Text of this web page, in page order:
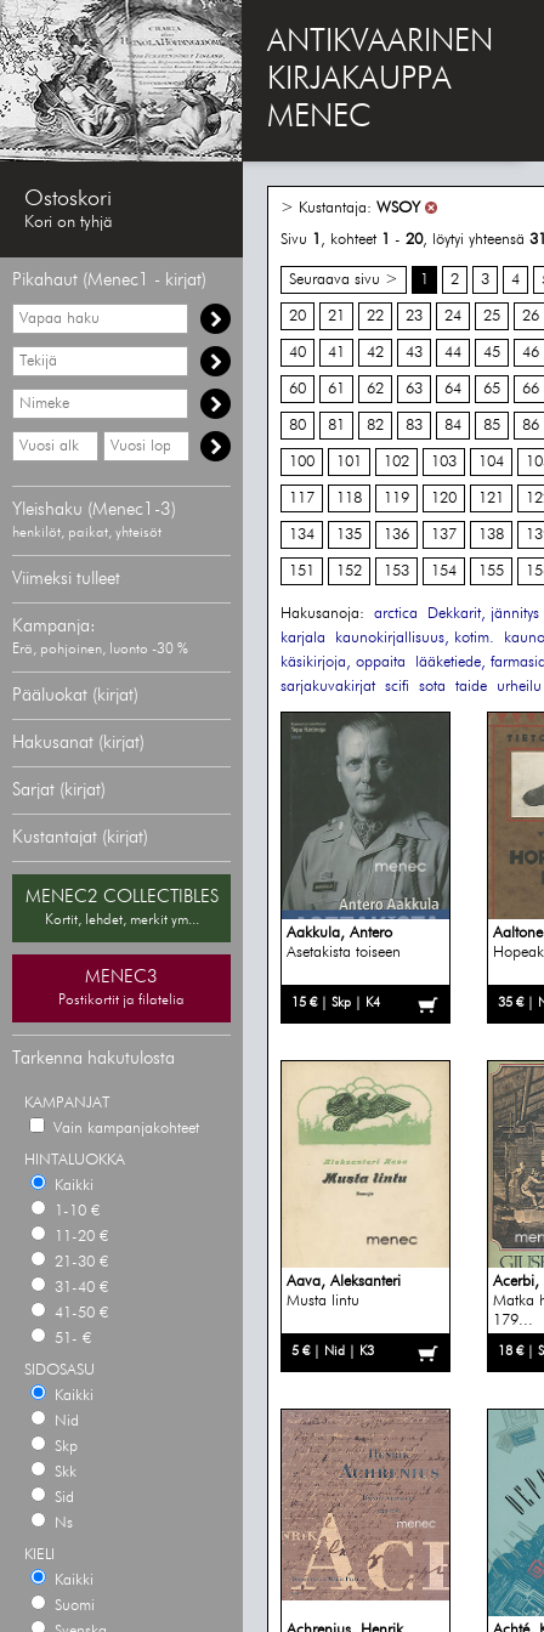
ANTIKVAARINEN
KIRJAKAUPPA
MENEC
Ostoskori
Kori on tyhjä
Pikahaut (Menec1 - kirjat)
Vapaa
haku
Hae
tekijää
Hae
nimekettä
Hae
vähimmäisvuosi
Hae
enimmäisvuosi
Yleishaku (Menec1-3)
henkilöt, paikat, yhteisöt
Viimeksi tulleet
Kampanja:
Erä, pohjoinen, luonto -30 %
Pääluokat (kirjat)
Hakusanat (kirjat)
Sarjat (kirjat)
Kustantajat (kirjat)
MENEC2 COLLECTIBLES
Kortit, lehdet, merkit ym...
MENEC3
Postikortit ja filatelia
Tarkenna hakutulosta
KAMPANJAT
Vain kampanjakohteet
HINTALUOKKA
Kaikki
1-10 €
11-20 €
21-30 €
31-40 €
41-50 €
51- €
SIDOSASU
Kaikki
Nid
Skp
Skk
Sid
Ns
KIELI
Kaikki
Suomi
> Kustantaja: WSOY
Sivu 1 , kohteet 1 - 20, löytyi yhteensä
Seuraava sivu > 1 2 3 4
20 21 22 23 24 25 26
40 41 42 43 44 45 46
60 61 62 63 64 65 66
80 81 82 83 84 85 86
100 101 102 103 104
117 118 119 120 121
134 135 136 137 138
151 152 153 154 155
Hakusanoja: arctica
Dekkarit, jännitys
karjala
kaunokirjallisuus, kotim.
käsikirjoja, oppaita
lääketiede,
sarjakuvakirjat
scifi sota taide urheilu
Aakkula, Antero
Asetakista toiseen
15 € | Skp | K4 35 € |
Aava, Aleksanteri
Musta lintu
5 € | Nid | K3
Acerbi,
Matka
179...
18 € |